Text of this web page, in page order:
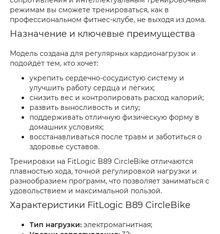
режимам вы сможете тренироваться, как в
профессиональном фитнес-клубе, не выходя из дома.
Назначение и ключевые преимущества
Модель создана для регулярных кардионагрузок и
подойдёт тем, кто хочет:
укрепить сердечно-сосудистую систему и
улучшить работу сердца и лёгких;
снизить вес и контролировать расход калорий;
развить выносливость и силу;
поддерживать отличную физическую форму в
домашних условиях;
восстанавливаться после травм и заботиться о
здоровье суставов.
Тренировки на FitLogic B89 CircleBike отличаются
плавностью хода, точной регулировкой нагрузки и
разнообразием программ, что позволяет заниматься с
удовольствием и максимальной пользой.
Характеристики FitLogic B89 CircleBike
Тип нагрузки: электромагнитная;